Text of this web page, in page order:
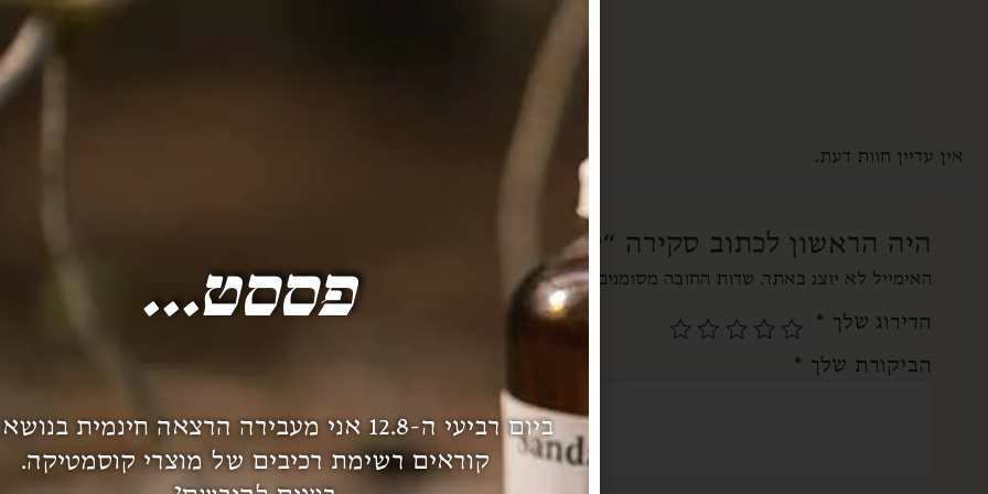
אין עדיין חוות דעת.
היה הראשון לכתוב סקירה “קוביות שעוות סויה נשימה”
האימייל לא יוצג באתר. שדות החובה מסומנים *
הדירוג שלך *
הביקורת שלך *
פססט...
ביום רביעי ה-12.8 אני מעבירה הרצאה חינמית
קוראים רשימת רכיבים של מוצרי קוסמטיקה.